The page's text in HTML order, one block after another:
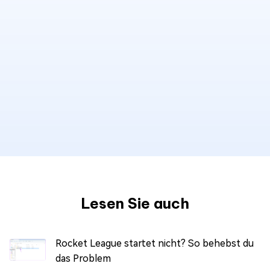
Lesen Sie auch
Rocket League startet nicht? So behebst du
das Problem